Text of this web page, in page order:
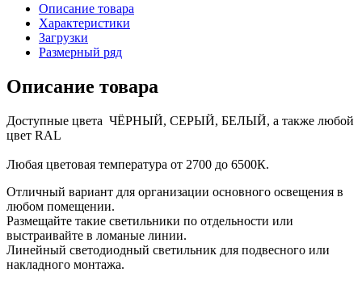
Описание товара
Характеристики
Загрузки
Размерный ряд
Описание товара
Доступные цвета ЧЁРНЫЙ, СЕРЫЙ, БЕЛЫЙ, а также любой
цвет RAL
Любая цветовая температура от 2700 до 6500К.
Отличный вариант для организации основного освещения в
любом помещении.
Размещайте такие светильники по отдельности или
выстраивайте в ломаные линии.
Линейный светодиодный светильник для подвесного или
накладного монтажа.